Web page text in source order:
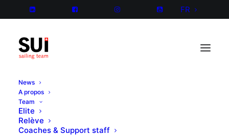
FR
News
A propos
Team
Elite
Relève
Coaches & Support staff